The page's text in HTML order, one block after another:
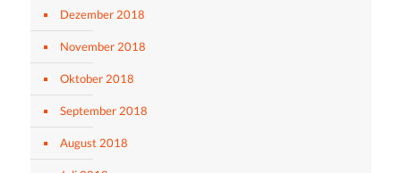
Dezember 2018
November 2018
Oktober 2018
September 2018
August 2018